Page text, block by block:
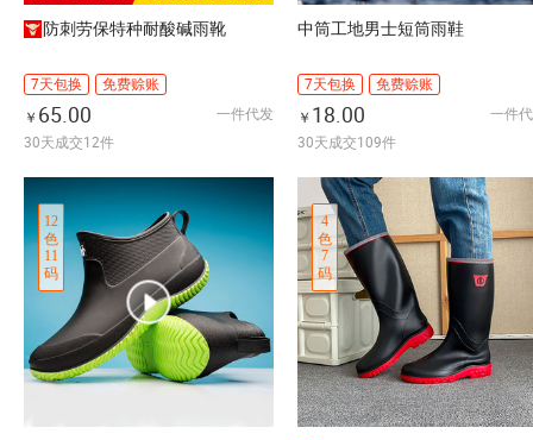
防刺劳保特种耐酸碱雨靴
7天包换
免费赊账
￥ 65.00
一件代发
30天成交12件
中筒工地男士短筒雨鞋
7天包换
免费赊账
￥ 18.00
一件
30天成交109件
12
色
11
码
4
色
7
码